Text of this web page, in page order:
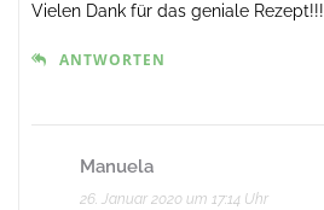
Vielen Dank für das geniale Rezept!!!
ANTWORTEN
Manuela
26. Januar 2020 um 17:14 Uhr